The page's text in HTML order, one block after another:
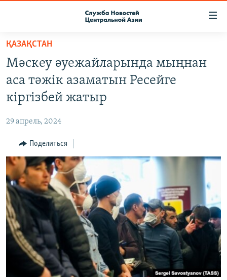
Вернуться
основному
содержанию
Вернутся
главной
навигации
Вернутся
поиску
ПОДПИСКА
КОНТАКТЫ
НАСТОЯЩЕЕ ВРЕМЯ
МИГРАНТ МЕДИА
ҚАЗАҚСТАН
Мәскеу әуежайларында мыңнан
аса тәжік азаматын Ресейге
кіргізбей жатыр
29 апрель, 2024
Поделиться